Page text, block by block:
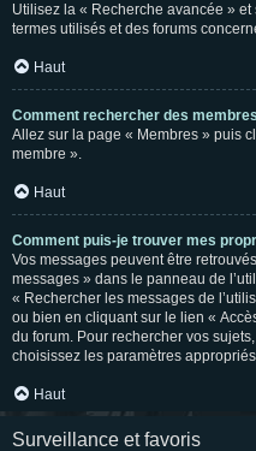
Utilisez la « Recherche avancée »
termes utilisés et des forums
Haut
Comment rechercher des
Allez sur la page « Membres » puis
membre ».
Haut
Comment puis-je trouver mes
Vos messages peuvent être
messages » dans le panneau de
« Rechercher les messages de
ou bien en cliquant sur le lien «
du forum. Pour rechercher vos
choisissez les paramètres
Haut
Surveillance et favoris